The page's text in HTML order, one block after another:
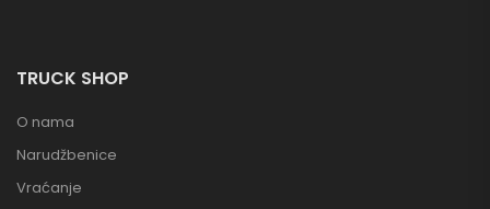
TRUCK SHOP
O nama
Narudžbenice
Vraćanje